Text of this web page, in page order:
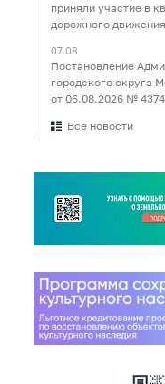
приняли участие в
дорожного движения
07.08
Постановление
городского округа
от 06.08.2026 № 4374
Все новости